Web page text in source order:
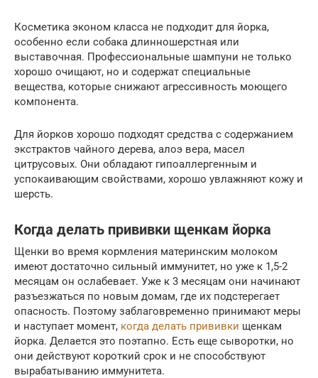
Косметика эконом класса не подходит для йорка,
особенно если собака длинношерстная или
выставочная. Профессиональные шампуни не только
хорошо очищают, но и содержат специальные
вещества, которые снижают агрессивность моющего
компонента.
Для йорков хорошо подходят средства с содержанием
экстрактов чайного дерева, алоэ вера, масел
цитрусовых. Они обладают гипоаллергенным и
успокаивающим свойствами, хорошо увлажняют кожу и
шерсть.
Когда делать прививки щенкам йорка
Щенки во время кормления материнским молоком
имеют достаточно сильный иммунитет, но уже к 1,5-2
месяцам он ослабевает. Уже к 3 месяцам они начинают
разъезжаться по новым домам, где их подстерегает
опасность. Поэтому заблаговременно принимают меры
и наступает момент, когда делать прививки щенкам
йорка. Делается это поэтапно. Есть еще сыворотки, но
они действуют короткий срок и не способствуют
вырабатыванию иммунитета.